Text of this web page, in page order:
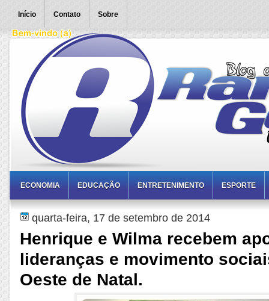
Início Contato Sobre
ECONOMIA EDUCAÇÃO ENTRETENIMENTO ESPORTE
quarta-feira, 17 de setembro de 2014
Henrique e Wilma recebem
lideranças e movimento
Oeste de Natal.